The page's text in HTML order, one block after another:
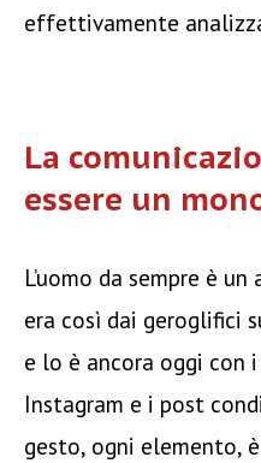
effettivamente
La
essere un
L’uomo da sempre è
era così dai geroglifici
e lo è ancora oggi
Instagram e i post
gesto, ogni elemento,